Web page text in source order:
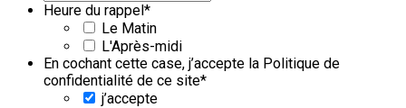
AAAA
Heure du rappel*
Le Matin
L'Après-midi
En cochant cette case, j’accepte la Politique de
confidentialité de ce site*
j’accepte